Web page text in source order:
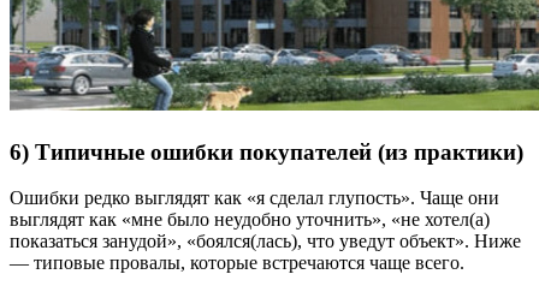
6) Типичные ошибки покупателей (из практики)
Ошибки редко выглядят как «я сделал глупость». Чаще они
выглядят как «мне было неудобно уточнить», «не хотел(а)
показаться занудой», «боялся(лась), что уведут объект». Ниже
— типовые провалы, которые встречаются чаще всего.